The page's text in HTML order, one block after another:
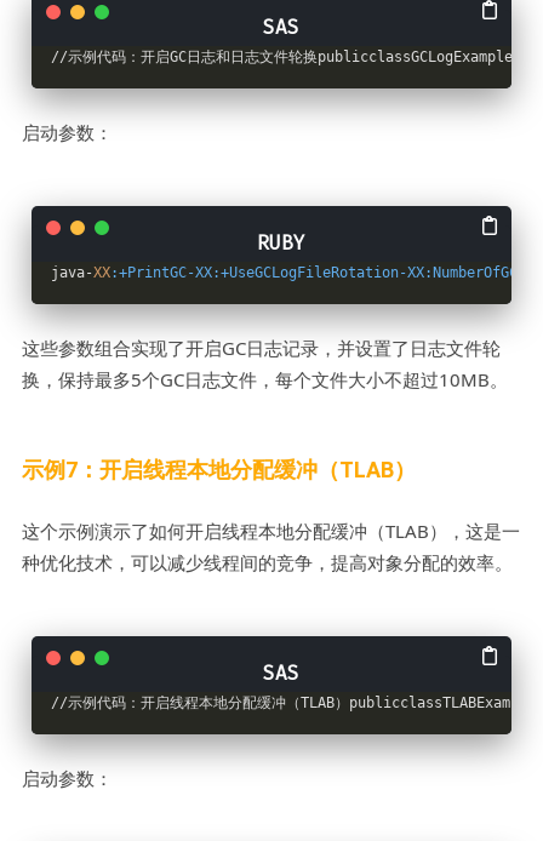
//示例代码：开启GC日志和日志文件轮换
启动参数：
java-XX:+PrintGC-XX:+UseGCLogFileRotation-XX
这些参数组合实现了开启GC日志记录，并设置了日志文件轮
换，保持最多5个GC日志文件，每个文件大小不超过10MB。
示例7：开启线程本地分配缓冲（TLAB）
这个示例演示了如何开启线程本地分配缓冲（TLAB），这是一
种优化技术，可以减少线程间的竞争，提高对象分配的效率。
//示例代码：开启线程本地分配缓冲（TLAB）
启动参数：